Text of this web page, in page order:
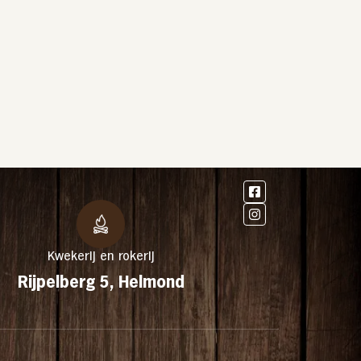
Rijpelberg 5, Helmond
Kwekerij en rokerij